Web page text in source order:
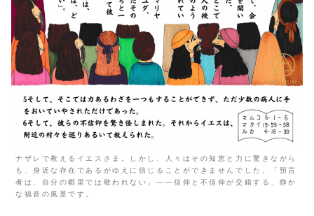
ナザレで教えるイエスさま。しかし、人々はその知恵と力に驚きながら
も、身近な存在であるがゆえに信じることができませんでした。「預言
者は、自分の郷里では敬われない」――信仰と不信仰が交錯する、静か
な福音の風景です。